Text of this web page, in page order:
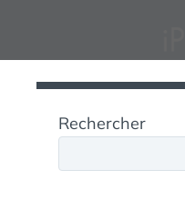
Rechercher